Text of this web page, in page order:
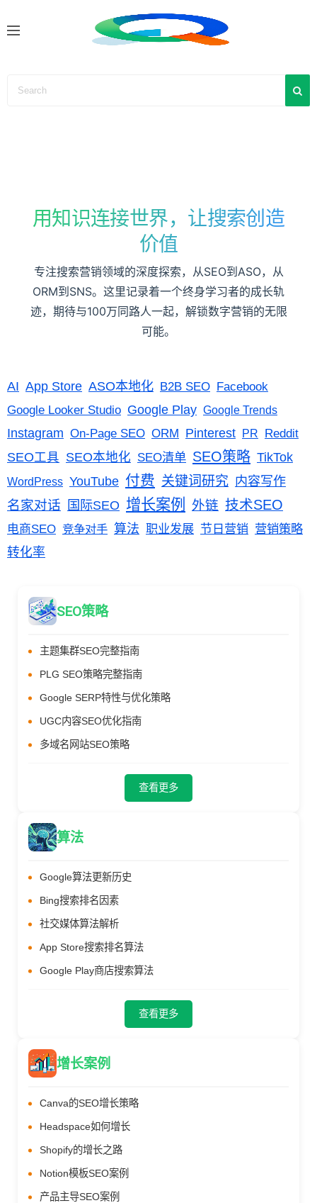
用知识连接世界，让搜索创造
价值
专注搜索营销领域的深度探索，从SEO到ASO，从
ORM到SNS。这里记录着一个终身学习者的成长轨
迹，期待与100万同路人一起，解锁数字营销的无限
可能。
AI App Store ASO本地化 B2B SEO Facebook
Google Looker Studio Google Play Google Trends
Instagram On-Page SEO ORM Pinterest PR Reddit
SEO工具 SEO本地化 SEO清单 SEO策略 TikTok
WordPress YouTube 付费 关键词研究 内容写作
名家对话 国际SEO 增长案例 外链 技术SEO
电商SEO 竞争对手 算法 职业发展 节日营销 营销策略
转化率
SEO策略
主题集群SEO完整指南
PLG SEO策略完整指南
Google SERP特性与优化策略
UGC内容SEO优化指南
多域名网站SEO策略
查看更多
算法
Google算法更新历史
Bing搜索排名因素
社交媒体算法解析
App Store搜索排名算法
Google Play商店搜索算法
查看更多
增长案例
Canva的SEO增长策略
Headspace如何增长
Shopify的增长之路
Notion模板SEO案例
产品主导SEO案例